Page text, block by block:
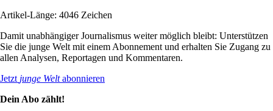
Artikel-Länge: 4046 Zeichen
Damit unabhängiger Journalismus weiter möglich bleibt: Unterstützen
Sie die junge Welt mit einem Abonnement und erhalten Sie Zugang zu
allen Analysen, Reportagen und Kommentaren.
Jetzt junge Weltabonnieren
Dein Abo zählt!